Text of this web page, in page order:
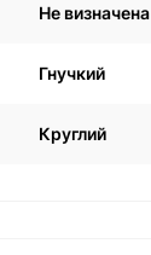
Не визначена
Гнучкий
Круглий